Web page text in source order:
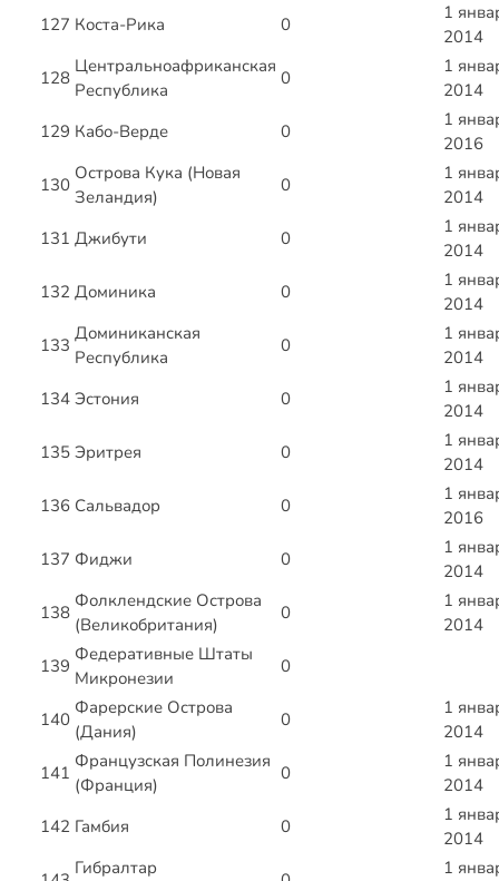
127 Коста-Рика 0
1
2014
128
Центральноафриканская
Республика
0
1
2014
129 Кабо-Верде 0
1
2016
130
Острова Кука (Новая
Зеландия)
0
1
2014
131 Джибути 0
1
2014
132 Доминика 0
1
2014
133
Доминиканская
Республика
0
1
2014
134 Эстония 0
1
2014
135 Эритрея 0
1
2014
136 Сальвадор 0
1
2016
137 Фиджи 0
1
2014
138
Фолклендские Острова
(Великобритания)
0
1
2014
139
Федеративные Штаты
Микронезии
0
140
Фарерские Острова
(Дания)
0
1
2014
141
Французская Полинезия
(Франция)
0
1
2014
142 Гамбия 0
1
2014
Гибралтар
1